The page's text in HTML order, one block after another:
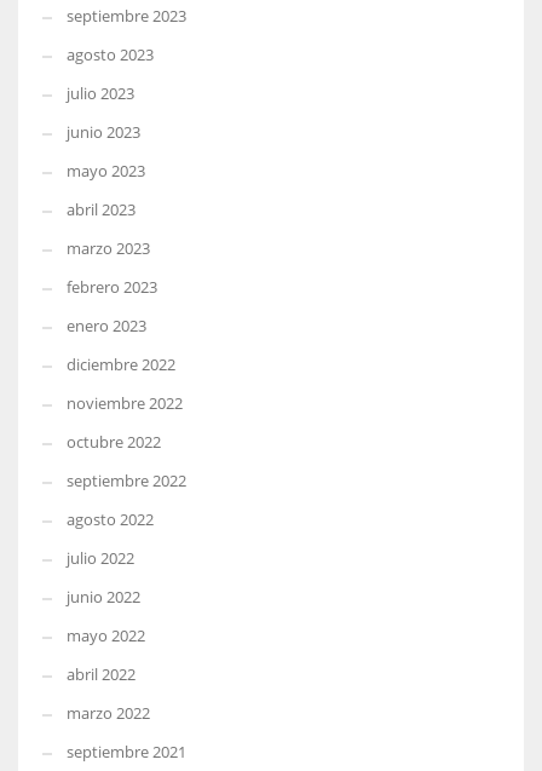
septiembre 2023
agosto 2023
julio 2023
junio 2023
mayo 2023
abril 2023
marzo 2023
febrero 2023
enero 2023
diciembre 2022
noviembre 2022
octubre 2022
septiembre 2022
agosto 2022
julio 2022
junio 2022
mayo 2022
abril 2022
marzo 2022
septiembre 2021